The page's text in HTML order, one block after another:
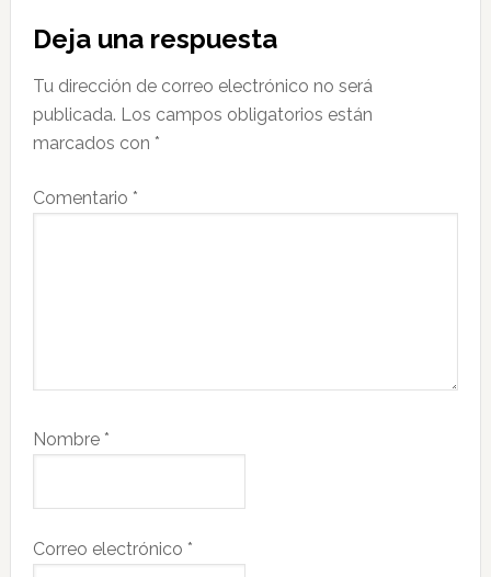
Interacciones
con
los
lectores
Deja una respuesta
Tu dirección de correo electrónico no será
publicada. Los campos obligatorios están
marcados con *
Comentario *
Nombre *
Correo electrónico *